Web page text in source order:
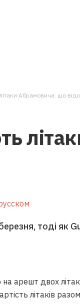
Абрамовича: що
тоді як
арешт двох
літаків